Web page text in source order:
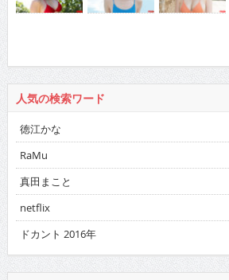
人気の検索ワード
徳江かな
RaMu
真田まこと
netflix
ドカント 2016年